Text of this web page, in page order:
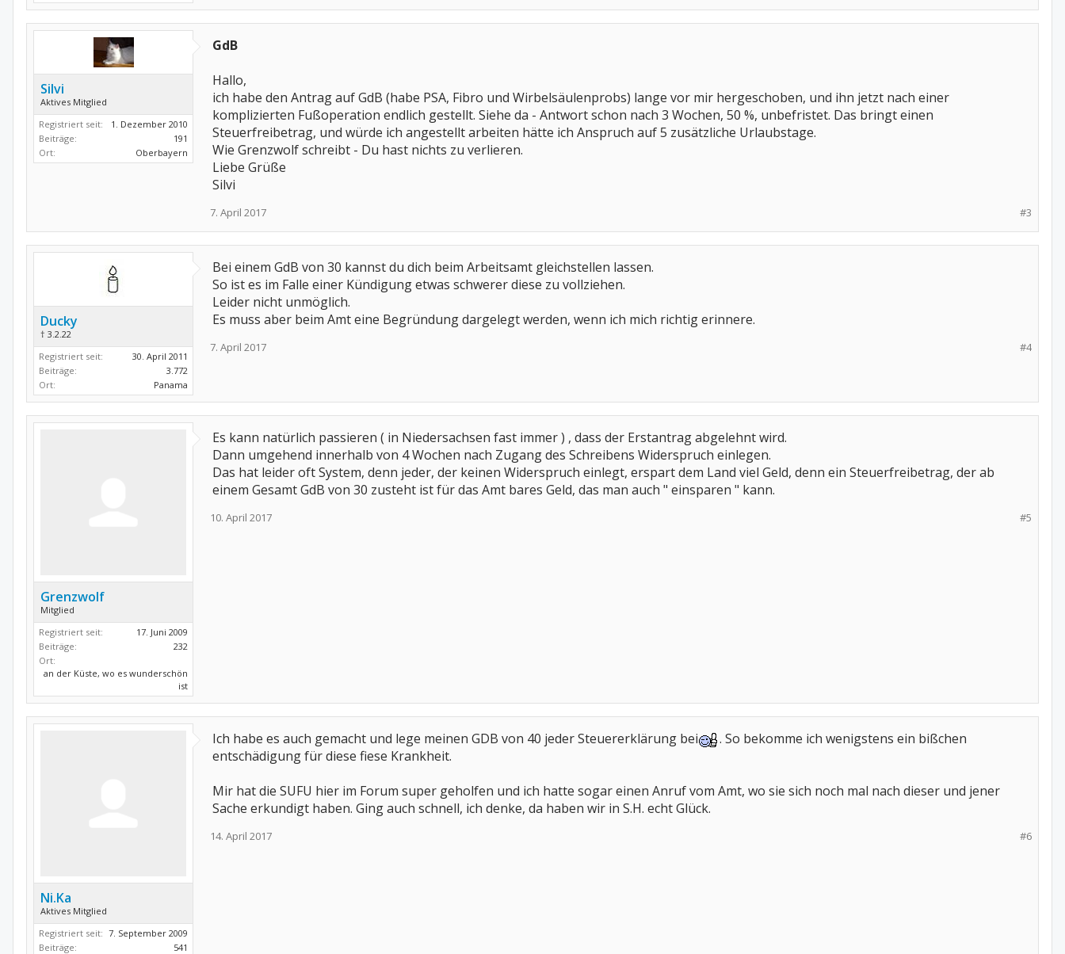
Silvi
Aktives Mitglied
Registriert seit:
1. Dezember 2010
Beiträge:
191
Ort:
Oberbayern
GdB
Hallo,
ich habe den Antrag auf GdB (habe PSA, Fibro und Wirbelsäulenprobs) lange vor mir hergeschoben, und ihn jetzt nach einer
komplizierten Fußoperation endlich gestellt. Siehe da - Antwort schon nach 3 Wochen, 50 %, unbefristet. Das bringt einen
Steuerfreibetrag, und würde ich angestellt arbeiten hätte ich Anspruch auf 5 zusätzliche Urlaubstage.
Wie Grenzwolf schreibt - Du hast nichts zu verlieren.
Liebe Grüße
Silvi
#3
7. April 2017
Ducky
† 3.2.22
Registriert seit:
30. April 2011
Beiträge:
3.772
Ort:
Panama
Bei einem GdB von 30 kannst du dich beim Arbeitsamt gleichstellen lassen.
So ist es im Falle einer Kündigung etwas schwerer diese zu vollziehen.
Leider nicht unmöglich.
Es muss aber beim Amt eine Begründung dargelegt werden, wenn ich mich richtig erinnere.
#4
7. April 2017
Grenzwolf
Mitglied
Registriert seit:
17. Juni 2009
Beiträge:
232
Ort:
an der Küste, wo es wunderschön
ist
Es kann natürlich passieren ( in Niedersachsen fast immer ) , dass der Erstantrag abgelehnt wird.
Dann umgehend innerhalb von 4 Wochen nach Zugang des Schreibens Widerspruch einlegen.
Das hat leider oft System, denn jeder, der keinen Widerspruch einlegt, erspart dem Land viel Geld, denn ein Steuerfreibetrag, der ab
einem Gesamt GdB von 30 zusteht ist für das Amt bares Geld, das man auch " einsparen " kann.
#5
10. April 2017
Ni.Ka
Aktives Mitglied
Registriert seit: 7. September 2009
Beiträge:
541
Ich habe es auch gemacht und lege meinen GDB von 40 jeder Steuererklärung bei
. So bekomme ich wenigstens ein bißchen
entschädigung für diese fiese Krankheit.
Mir hat die SUFU hier im Forum super geholfen und ich hatte sogar einen Anruf vom Amt, wo sie sich noch mal nach dieser und jener
Sache erkundigt haben. Ging auch schnell, ich denke, da haben wir in S.H. echt Glück.
#6
14. April 2017